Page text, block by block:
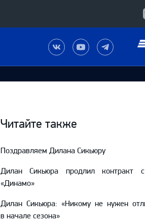
Наша
группа
в
Вконтакте
Наш
канал
на
YouTube
Наш
канал
в
Telegram
Читайте также
Поздравляем Дилана Сикьюру
Дилан Сикьюра продлил контракт
«Динамо»
Дилан Сикьюра: «Никому не нужен
в начале сезона»